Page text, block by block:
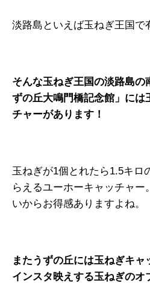
淡路島といえば玉ねぎ王国で
そんな玉ねぎ王国の淡路島の
ずの丘大鳴門橋記念館」には
チャーがあります！
玉ねぎが1個とれたら1.5キロ
らえるユーホーキャッチャ
いからお得感ありますよね。
またうずの丘には玉ねぎキャ
インスタ映えする玉ねぎのオ